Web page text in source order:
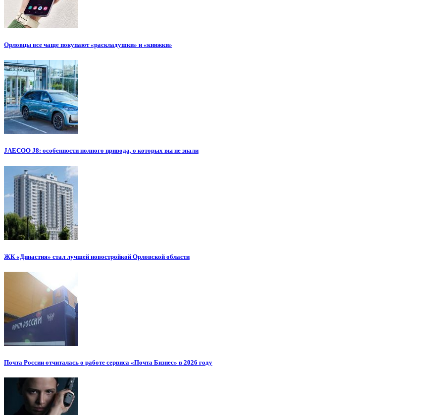
Орловцы все чаще покупают «раскладушки» и «книжки»
JAECOO J8: особенности полного привода, о которых вы не знали
ЖК «Династия» стал лучшей новостройкой Орловской области
Почта России отчиталась о работе сервиса «Почта Бизнес» в 2026 году